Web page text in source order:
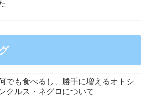
でも食べるし、勝手に増えるオトシ
ンクルス・ネグロについて